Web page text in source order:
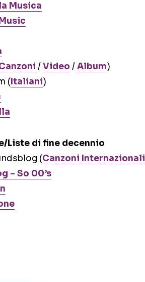
Musica
/ Video / Album)
( Italiani)
Liste di fine decennio
(Canzoni Internazionali
– So 00’s